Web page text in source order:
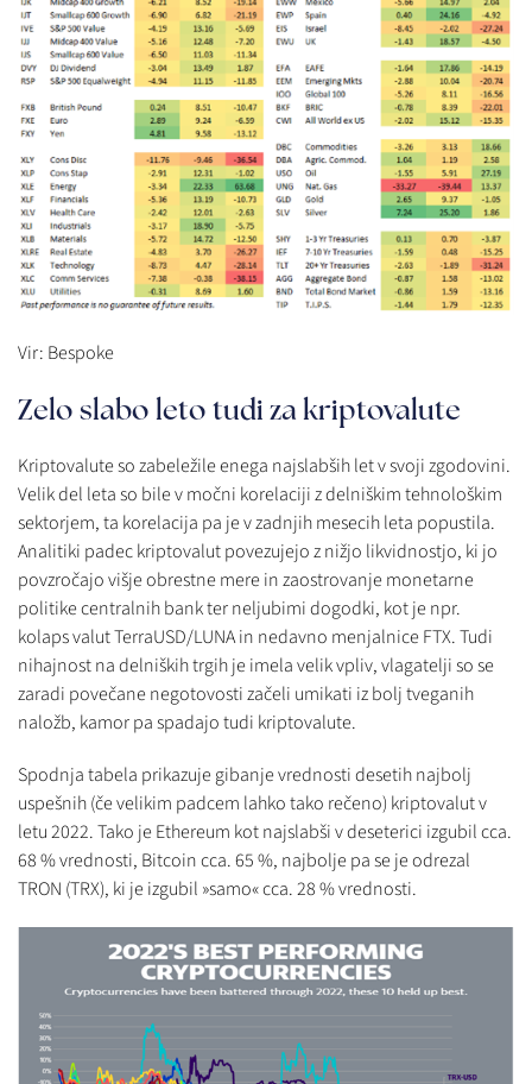
Vir: Bespoke
Zelo slabo leto tudi za kriptovalute
Kriptovalute so zabeležile enega najslabših let v svoji zgodovini.
Velik del leta so bile v močni korelaciji z delniškim tehnološkim
sektorjem, ta korelacija pa je v zadnjih mesecih leta popustila.
Analitiki padec kriptovalut povezujejo z nižjo likvidnostjo, ki jo
povzročajo višje obrestne mere in zaostrovanje monetarne
politike centralnih bank ter neljubimi dogodki, kot je npr.
kolaps valut TerraUSD/LUNA in nedavno menjalnice FTX. Tudi
nihajnost na delniških trgih je imela velik vpliv, vlagatelji so se
zaradi povečane negotovosti začeli umikati iz bolj tveganih
naložb, kamor pa spadajo tudi kriptovalute.
Spodnja tabela prikazuje gibanje vrednosti desetih najbolj
uspešnih (če velikim padcem lahko tako rečeno) kriptovalut v
letu 2022. Tako je Ethereum kot najslabši v deseterici izgubil cca.
68 % vrednosti, Bitcoin cca. 65 %, najbolje pa se je odrezal
TRON (TRX), ki je izgubil »samo« cca. 28 % vrednosti.